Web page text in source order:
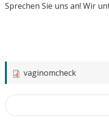
Sprechen Sie uns an! Wir
vaginomcheck